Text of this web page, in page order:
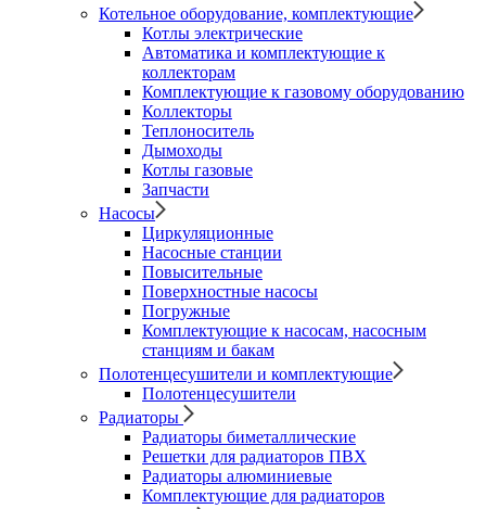
Котельное оборудование, комплектующие
Котлы электрические
Автоматика и комплектующие к
коллекторам
Комплектующие к газовому оборудованию
Коллекторы
Теплоноситель
Дымоходы
Котлы газовые
Запчасти
Насосы
Циркуляционные
Насосные станции
Повысительные
Поверхностные насосы
Погружные
Комплектующие к насосам, насосным
станциям и бакам
Полотенцесушители и комплектующие
Полотенцесушители
Радиаторы
Радиаторы биметаллические
Решетки для радиаторов ПВХ
Радиаторы алюминиевые
Комплектующие для радиаторов